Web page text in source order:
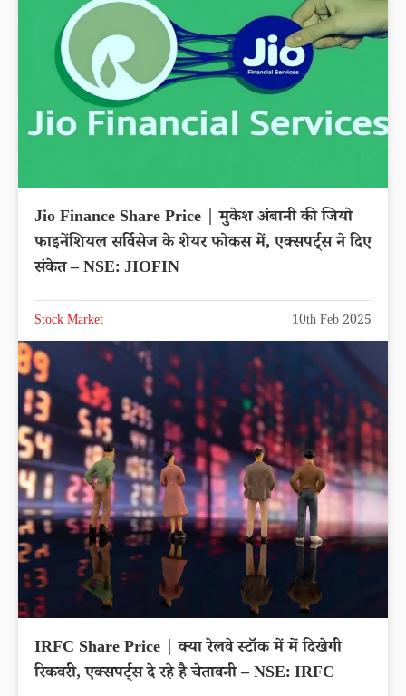
Jio Finance Share Price | मुकेश अंबानी की जियो
फाइनेंशियल सर्विसेज के शेयर फोकस में, एक्सपर्ट्स ने दिए
संकेत – NSE: JIOFIN
Stock Market 10th Feb 2025
IRFC Share Price | क्या रेलवे स्टॉक में में दिखेगी
रिकवरी, एक्सपर्ट्स दे रहे है चेतावनी – NSE: IRFC